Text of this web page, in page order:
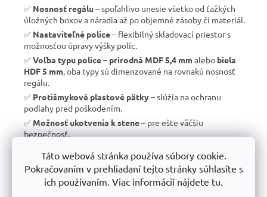
Táto webová stránka používa súbory cookie.
Pokračovaním v prehliadaní tejto stránky súhlasíte s
ich používaním. Viac informácií nájdete tu.
✅ Nosnosť regálu– spoľahlivo unesie všetko od ťažkých
úložných boxov a náradia až po objemné zásoby či materiál.
✅ Nastaviteľné police– flexibilný skladovací priestor s
možnosťou úpravy výšky políc.
✅Voľba typu police– prírodná MDF 5,4 mmalebo biela
HDF 5 mm , oba typy sú dimenzované na rovnakú nosnosť
regálu.
✅ Protišmykové plastové pätky– slúžia na ochranu
podlahy pred poškodením.
✅ Možnosť ukotvenia k stene– pre ešte väčšiu
bezpečnosť.
výroba s dlhou životnosťou.
✅10 rokov záruka– dôkaz kvality a dlhodobej odolnosti.